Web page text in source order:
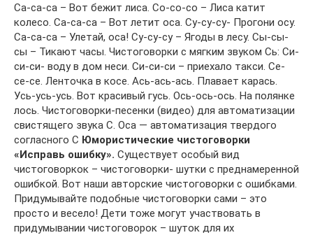
Са-са-са – Вот бежит лиса. Со-со-со – Лиса катит
колесо. Са-са-са – Вот летит оса. Су-су-су- Прогони осу.
Са-са-са – Улетай, оса! Су-су-су – Ягоды в лесу. Сы-сы-
сы – Тикают часы. Чистоговорки с мягким звуком Сь: Си-
си-си- воду в дом неси. Си-си-си – приехало такси. Се-
се-се. Ленточка в косе. Ась-ась-ась. Плавает карась.
Усь-усь-усь. Вот красивый гусь. Ось-ось-ось. На полянке
лось. Чистоговорки-песенки (видео) для автоматизации
свистящего звука С. Оса — автоматизация твердого
согласного С Юмористические чистоговорки
«Исправь ошибку». Существует особый вид
чистоговоркок – чистоговорки- шутки с преднамеренной
ошибкой. Вот наши авторские чистоговорки с ошибками.
Придумывайте подобные чистоговорки сами – это
просто и весело! Дети тоже могут участвовать в
придумывании чистоговорок – шуток для их